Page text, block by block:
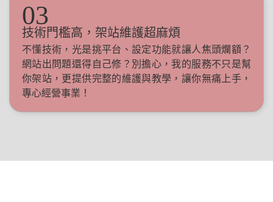
03
技術門檻高，架站維護超麻煩
不懂技術，光是挑平台、設定功能就讓人焦頭爛額？
網站出問題還得自己修？別擔心，我的服務不只是幫
你架站，更提供完整的維護與教學，讓你無痛上手，
專心經營事業！